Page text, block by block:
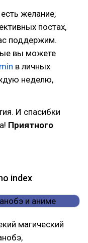
желание,
постах,
поддержим.
вы можете
в личных
неделю,
И спасибки
Приятного
index
магический